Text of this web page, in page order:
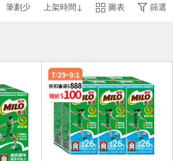
筆劃少 上架時間↓ 圖表 篩選